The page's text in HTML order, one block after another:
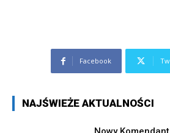
Facebook
NAJŚWIEŻE AKTUALNOŚCI